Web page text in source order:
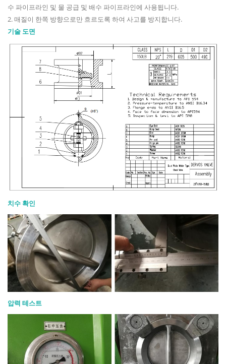
수 파이프라인 및 물 공급 및 배수 파이프라인에 사용됩니다.
2. 매질이 한쪽 방향으로만 흐르도록 하여 사고를 방지합니다.
기술 도면
치수 확인
압력 테스트